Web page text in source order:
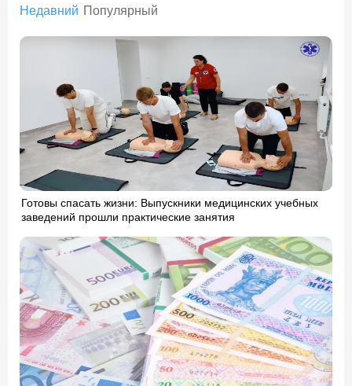
Недавний Популярный
Готовы спасать жизни: Выпускники медицинских учебных
заведений прошли практические занятия